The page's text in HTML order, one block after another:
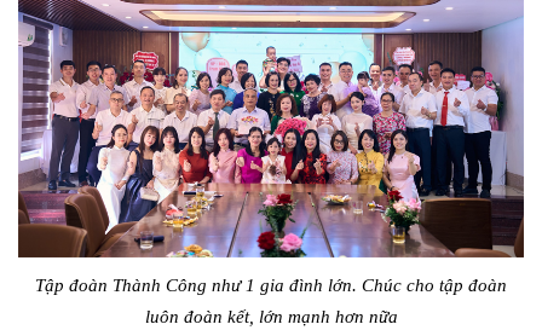
Tập đoàn Thành Công như 1 gia đình lớn. Chúc cho tập đoàn
luôn đoàn kết, lớn mạnh hơn nữa